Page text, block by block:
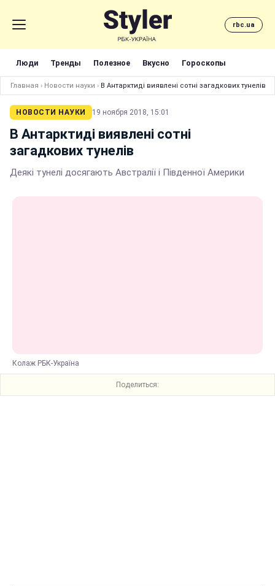
rbc.ua
Люди Тренды Полезное Вкусно Гороскопы
Главная › Новости науки › В Антарктиді виявлені сотні загадкових тунелів
НОВОСТИ НАУКИ 19 ноября 2018, 15:01
В Антарктиді виявлені сотні
загадкових тунелів
Деякі тунелі досягають Австралії і Південної Америки
Колаж РБК-Україна
Поделиться: